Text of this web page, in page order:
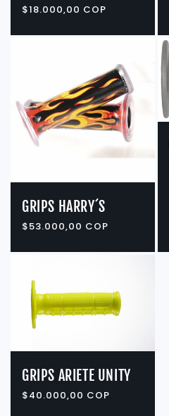
Precio
$18.000,00 COP
GRIPS HARRY´S
Precio
$53.000,00 COP
GRIPS ARIETE UNITY
Precio
$40.000,00 COP